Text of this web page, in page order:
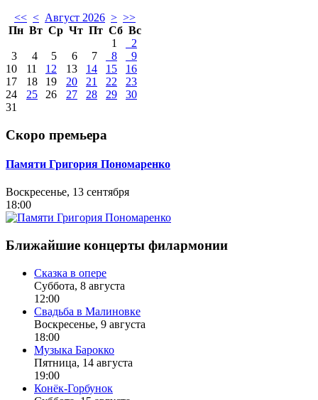
<< < Август 2026 > >>
Пн Вт Ср Чт Пт Сб Вс
1
2
3
4 5 6 7 8
9
10
11 12 13 14 15
16
17
18 19 20 21 22
23
24
25 26 27 28 29
30
31
Скоро премьера
Памяти Григория Пономаренко
Воскресенье, 13 сентября
18:00
Ближайшие концерты филармонии
Сказка в опере
Суббота, 8 августа
12:00
Свадьба в Малиновке
Воскресенье, 9 августа
18:00
Музыка Барокко
Пятница, 14 августа
19:00
Конёк-Горбунок